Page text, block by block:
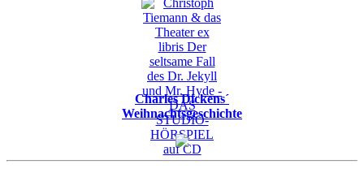
Charles Dickens´
Weihnachtsgeschichte